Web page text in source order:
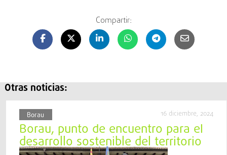
Compartir:
Otras noticias:
Borau 16 diciembre, 2024
Borau, punto de encuentro para el
desarrollo sostenible del territorio